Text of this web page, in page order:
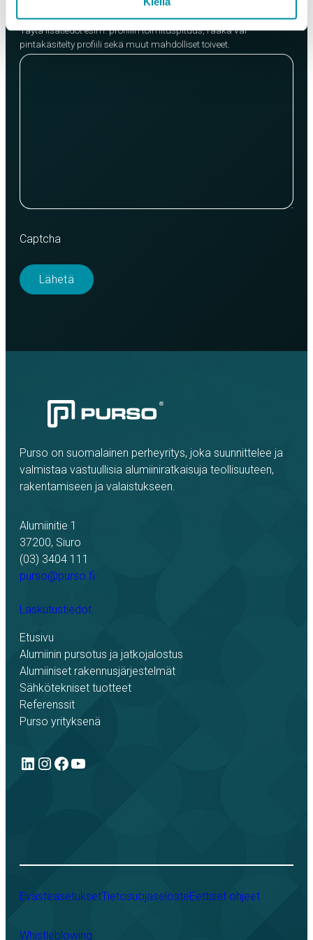
Täytä lisätiedot esim. profiilin toimituspituus, raaka vai
pintakäsitelty profiili sekä muut mahdolliset toiveet.
Captcha
Purso on suomalainen perheyritys, joka suunnittelee ja
valmistaa vastuullisia alumiiniratkaisuja teollisuuteen,
rakentamiseen ja valaistukseen.
Alumiinitie 1
37200, Siuro
(03) 3404 111
purso@purso.fi
Laskutustiedot
Etusivu
Alumiinin pursotus ja jatkojalostus
Alumiiniset rakennusjärjestelmät
Sähkötekniset tuotteet
Referenssit
Purso yrityksenä
LinkedIn
Instagram
Facebook
YouTube
EvästeasetuksetTietosuojaselosteEettiset ohjeet
Whistleblowing